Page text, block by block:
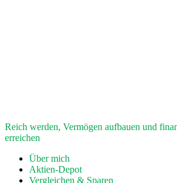
Reich werden, Vermögen aufbauen und
erreichen
Über mich
Aktien-Depot
Vergleichen & Sparen